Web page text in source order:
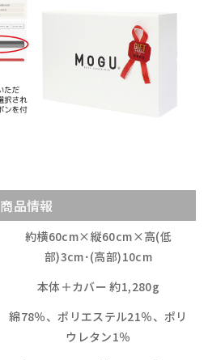
商品情報
約横60cm×縦60cm×高(低
部)3cm･(高部)10cm
本体＋カバー 約1,280g
綿78％、ポリエステル21％、ポリ
ウレタン1％